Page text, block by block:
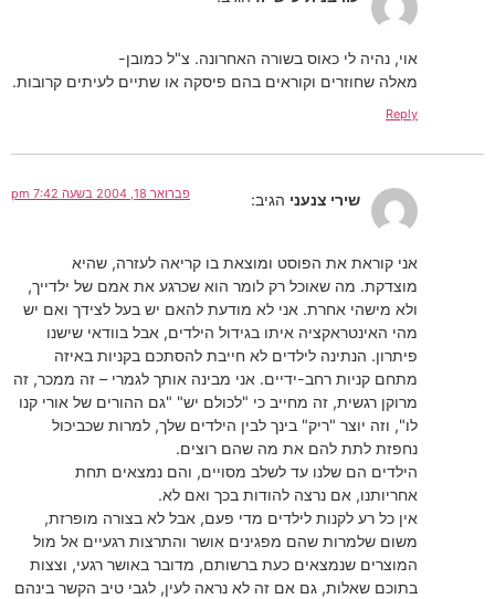
אוי, נהיה לי כאוס בשורה האחרונה. צ"ל כמובן-
מאלה שחוזרים וקוראים בהם פיסקה או שתיים לעיתים קרובות.
Reply
שירי צנעני הגיב: פברואר 18, 2004 בשעה 7:42 pm
אני קוראת את הפוסט ומוצאת בו קריאה לעזרה, שהיא
מוצדקת. מה שאוכל רק לומר הוא שכרגע את אמם של ילדייך,
ולא מישהי אחרת. אני לא מודעת להאם יש בעל לצידך ואם יש
מהי האינטראקציה איתו בגידול הילדים, אבל בוודאי שישנו
פיתרון. הנתינה לילדים לא חייבת להסתכם בקניות באיזה
מתחם קניות רחב-ידיים. אני מבינה אותך לגמרי – זה ממכר, זה
מרוקן רגשית, זה מחייב כי "לכולם יש" "גם ההורים של אורי קנו
לו", וזה יוצר "ריק" בינך לבין הילדים שלך, למרות שכביכול
נחפזת לתת להם את מה שהם רוצים.
הילדים הם שלנו עד לשלב מסויים, והם נמצאים תחת
אחריותנו, אם נרצה להודות בכך ואם לא.
אין כל רע לקנות לילדים מדי פעם, אבל לא בצורה מופרזת,
משום שלמרות שהם מפגינים אושר והתרצות רגעיים אל מול
המוצרים שנמצאים כעת ברשותם, מדובר באושר רגעי, וצצות
בתוכם שאלות, גם אם זה לא נראה לעין, לגבי טיב הקשר בינהם